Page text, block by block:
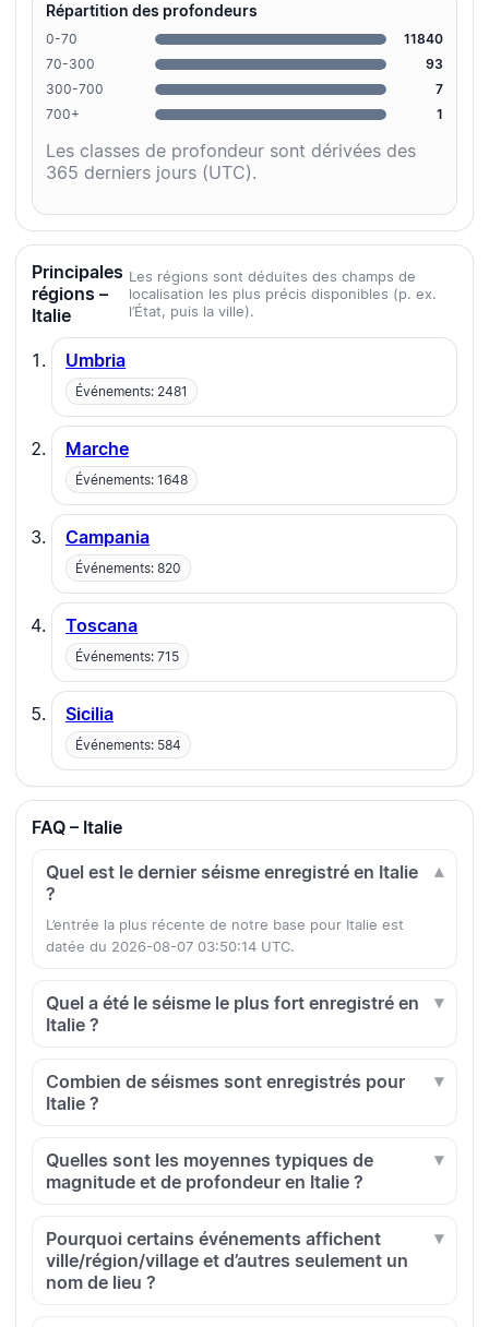
Répartition des profondeurs
0-70
11840
70-300
93
300-700
7
700+
1
Les classes de profondeur sont dérivées des
365 derniers jours (UTC).
Principales
régions –
Italie
Les régions sont déduites des champs de
localisation les plus précis disponibles (p. ex.
l’État, puis la ville).
Umbria
Événements: 2481
Marche
Événements: 1648
Campania
Événements: 820
Toscana
Événements: 715
Sicilia
Événements: 584
FAQ – Italie
Quel est le dernier séisme enregistré en Italie
?
L’entrée la plus récente de notre base pour Italie est
datée du 2026-08-07 03:50:14 UTC.
Quel a été le séisme le plus fort enregistré en
Italie ?
Combien de séismes sont enregistrés pour
Italie ?
Quelles sont les moyennes typiques de
magnitude et de profondeur en Italie ?
Pourquoi certains événements affichent
ville/région/village et d’autres seulement un
nom de lieu ?